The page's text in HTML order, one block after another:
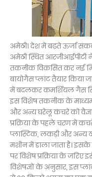
अमेठी। देश में बढ़ते ऊर्जा
अमेठी स्थित आरजीआईपीटी
तकनीक विकसित कर नई
बायोगैस प्लांट तैयार किया
में बदलकर कमर्शियल गैस
इस विशेष तकनीक के माध्यम
और अन्य घरेलू कचरे को
प्रक्रिया के पहले चरण में
प्लास्टिक, लकड़ी और अन्य
मशीन में डाला जाता है।
पर विशेष प्रक्रिया के जरिए
विशेषज्ञों के अनुसार, इस